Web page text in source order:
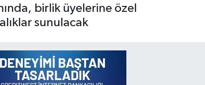
birlik üyelerine özel
sunulacak